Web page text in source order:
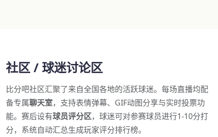
社区 / 球迷讨论区
比分吧社区汇聚了来自全国各地的活跃球迷。每场直播均配
备专属聊天室，支持表情弹幕、GIF动图分享与实时投票功
能。赛后设有球员评分区，球迷可对参赛球员进行1-10分打
分，系统自动汇总生成玩家评分排行榜。